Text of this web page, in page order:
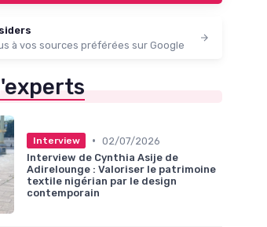
à vos sources préférées sur Google
Interview • 02/07/2026
Interview de Cynthia Asije de
Adirelounge : Valoriser le patrimoine
textile nigérian par le design
contemporain